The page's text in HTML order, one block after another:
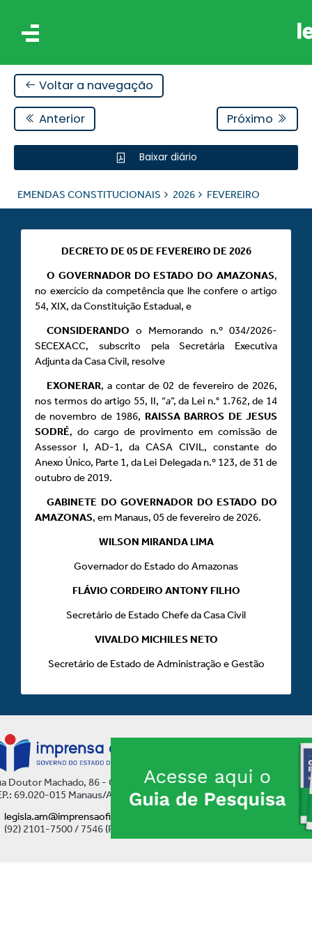
Voltar a navegação
Anterior Próximo
Baixar diário
EMENDAS CONSTITUCIONAIS 2026 FEVEREIRO
DECRETO DE 05 DE FEVEREIRO DE 2026
O GOVERNADOR DO ESTADO DO AMAZONAS,
no exercício da competência que lhe confere o artigo
54, XIX, da Constituição Estadual, e
CONSIDERANDO o Memorando n.º 034/2026-
SECEXACC, subscrito pela Secretária Executiva
Adjunta da Casa Civil, resolve
EXONERAR, a contar de 02 de fevereiro de 2026,
nos termos do artigo 55, II, “a”, da Lei n.° 1.762, de 14
de novembro de 1986, RAISSA BARROS DE JESUS
SODRÉ, do cargo de provimento em comissão de
Assessor I, AD-1, da CASA CIVIL, constante do
Anexo Único, Parte 1, da Lei Delegada n.º 123, de 31 de
outubro de 2019.
GABINETE DO GOVERNADOR DO ESTADO DO
AMAZONAS, em Manaus, 05 de fevereiro de 2026.
WILSON MIRANDA LIMA
Governador do Estado do Amazonas
FLÁVIO CORDEIRO ANTONY FILHO
Secretário de Estado Chefe da Casa Civil
VIVALDO MICHILES NETO
Secretário de Estado de Administração e Gestão
Doutor Machado, 86 - Centro
69.020-015 Manaus/AM
legisla.am@imprensaoficial.am.gov.br
(92) 2101-7500 / 7546 (Ramal)